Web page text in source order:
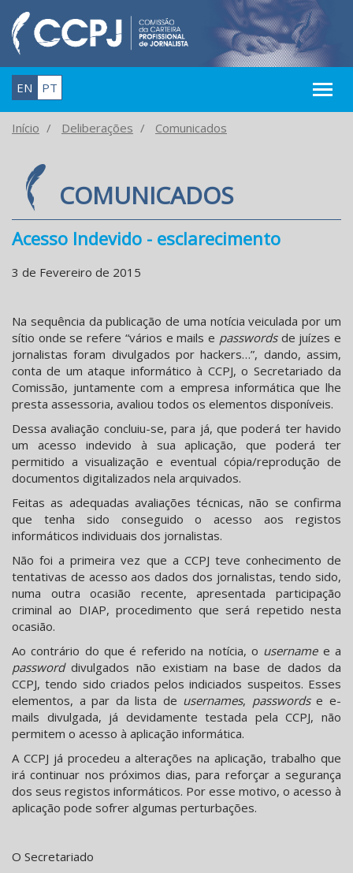
EN PT
Início Deliberações Comunicados
COMUNICADOS
Acesso Indevido - esclarecimento
3 de Fevereiro de 2015
Na sequência da publicação de uma notícia veiculada por um
sítio onde se refere “vários e mails e passwordsde juízes e
jornalistas foram divulgados por hackers…”, dando, assim,
conta de um ataque informático à CCPJ, o Secretariado da
Comissão, juntamente com a empresa informática que lhe
presta assessoria, avaliou todos os elementos disponíveis.
Dessa avaliação concluiu-se, para já, que poderá ter havido
um acesso indevido à sua aplicação, que poderá ter
permitido a visualização e eventual cópia/reprodução de
documentos digitalizados nela arquivados.
Feitas as adequadas avaliações técnicas, não se confirma
que tenha sido conseguido o acesso aos registos
informáticos individuais dos jornalistas.
Não foi a primeira vez que a CCPJ teve conhecimento de
tentativas de acesso aos dados dos jornalistas, tendo sido,
numa outra ocasião recente, apresentada participação
criminal ao DIAP, procedimento que será repetido nesta
ocasião.
Ao contrário do que é referido na notícia, o usernamee a
passworddivulgados não existiam na base de dados da
CCPJ, tendo sido criados pelos indiciados suspeitos. Esses
elementos, a par da lista de usernames, passwordse e-
mails divulgada, já devidamente testada pela CCPJ, não
permitem o acesso à aplicação informática.
A CCPJ já procedeu a alterações na aplicação, trabalho que
irá continuar nos próximos dias, para reforçar a segurança
dos seus registos informáticos. Por esse motivo, o acesso à
aplicação pode sofrer algumas perturbações.
O Secretariado